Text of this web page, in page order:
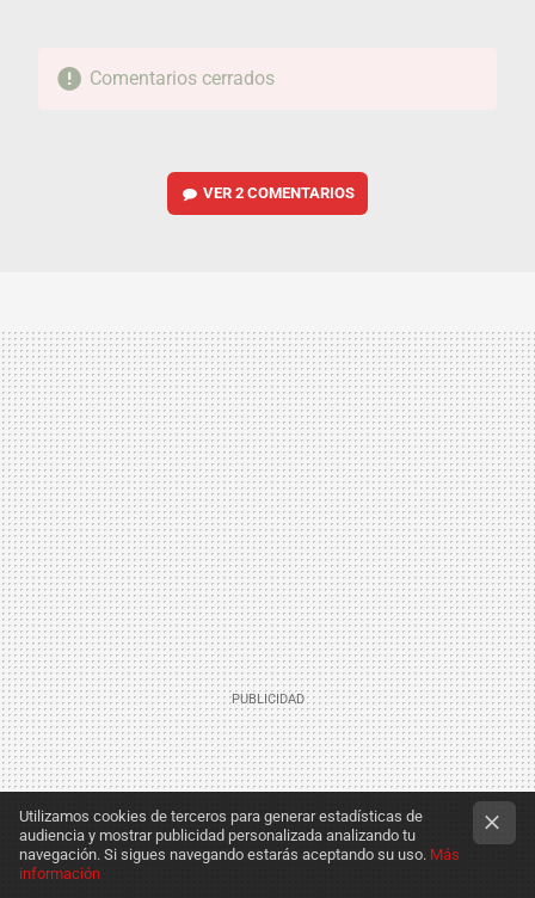
Comentarios cerrados
VER2 COMENTARIOS
Utilizamos cookies de terceros para generar estadísticas de
audiencia y mostrar publicidad personalizada analizando tu
navegación. Si sigues navegando estarás aceptando su uso. Más
información